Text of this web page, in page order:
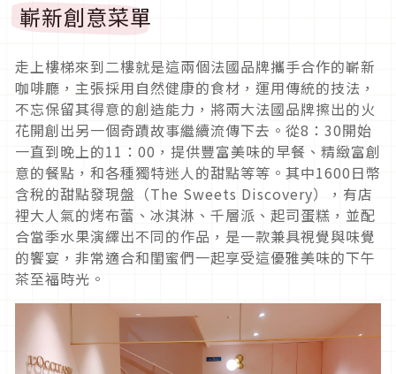
嶄新創意菜單
走上樓梯來到二樓就是這兩個法國品牌攜手合作的嶄新
咖啡廳，主張採用自然健康的食材，運用傳統的技法，
不忘保留其得意的創造能力，將兩大法國品牌擦出的火
花開創出另一個奇蹟故事繼續流傳下去。從8：30開始
一直到晚上的11：00，提供豐富美味的早餐、精緻富創
意的餐點，和各種獨特迷人的甜點等等。其中1600日幣
含稅的甜點發現盤（The Sweets Discovery），有店
裡大人氣的烤布蕾、冰淇淋、千層派、起司蛋糕，並配
合當季水果演繹出不同的作品，是一款兼具視覺與味覺
的饗宴，非常適合和閨蜜們一起享受這優雅美味的下午
茶至福時光。